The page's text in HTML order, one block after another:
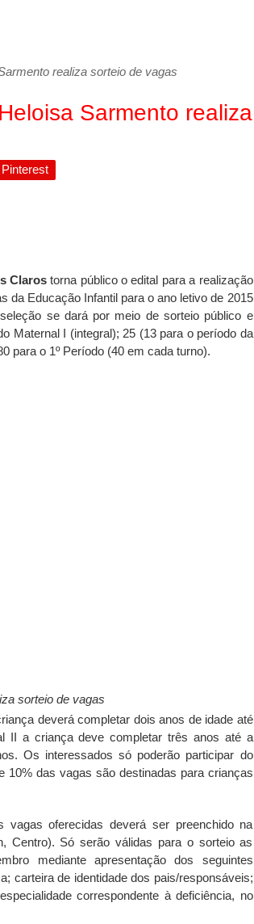
realiza sorteio de vagas
Sarmento realiza
Pinterest
Claros torna público o edital para a realização
da Educação Infantil para o ano letivo de 2015
se dará por meio de sorteio público e
Maternal I (integral); 25 (13 para o período da
para o 1º Período (40 em cada turno).
sorteio de vagas
deverá completar dois anos de idade até
II a criança deve completar três anos até a
Os interessados só poderão participar do
10% das vagas são destinadas para crianças
oferecidas deverá ser preenchido na
Centro). Só serão válidas para o sorteio as
mediante apresentação dos seguintes
carteira de identidade dos pais/responsáveis;
correspondente à deficiência, no